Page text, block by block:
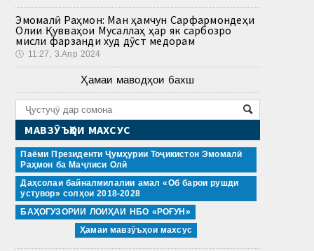
Эмомалӣ Раҳмон: Ман ҳамчун Сарфармондеҳи
Олии Қувваҳои Мусаллаҳ ҳар як сарбозро
мисли фарзанди худ дӯст медорам
🕔 11:27, 3.Апр 2024
Ҳамаи маводҳои бахш
МАВЗӮЪҲОИ МАХСУС
Паёми Президенти Ҷумҳурии Тоҷикистон Эмомалӣ
Раҳмон ба Маҷлиси Олӣ
Даҳсолаи байналмилалии амал «Об барои рушди
устувор» солҳои 2018-2028
БАҲОГУЗОРИИ ЛОИҲАИ НБО «РОҒУН»
Ҳамаи мавзӯъҳои махсус